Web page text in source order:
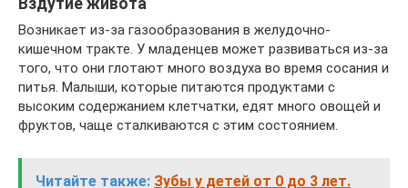
Вздутие живота
Возникает из-за газообразования в желудочно-
кишечном тракте. У младенцев может развиваться из-за
того, что они глотают много воздуха во время сосания и
питья. Малыши, которые питаются продуктами с
высоким содержанием клетчатки, едят много овощей и
фруктов, чаще сталкиваются с этим состоянием.
Читайте также: Зубы у детей от 0 до 3 лет.